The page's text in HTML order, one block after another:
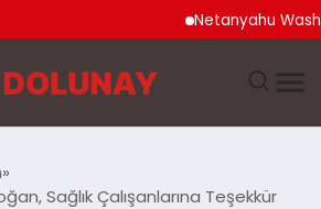
Netanyahu
Sağlık Çalışanlarına Teşekkür